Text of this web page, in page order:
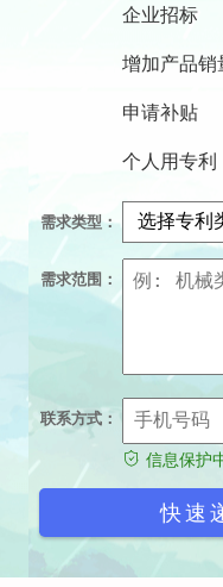
企业招标
增加产品销
申请补贴
个人用专利
需求类型：
需求范围：
联系方式：
信息保护
快速